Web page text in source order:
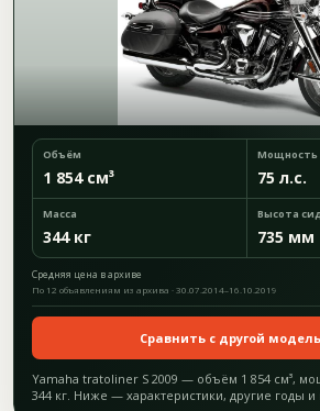
Объём
1 854 см³
Мощность
75 л.с.
Масса
344 кг
Высота
735 мм
Средняя цена в архиве
По 12 объявлениям из архива · 30.07.2014–16.10.2019
Сравнить с другой
Yamaha tratoliner S 2009 — объём 1 854 см³,
344 кг. Ниже — характеристики, другие годы